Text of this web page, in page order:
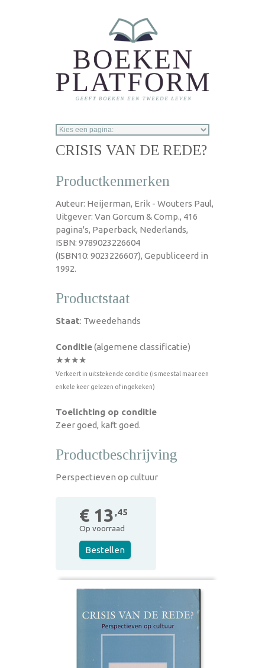
CRISIS VAN DE REDE?
Productkenmerken
Auteur: Heijerman, Erik - Wouters Paul,
Uitgever: Van Gorcum & Comp., 416
pagina's, Paperback, Nederlands,
ISBN: 9789023226604
(ISBN10: 9023226607), Gepubliceerd in
1992.
Productstaat
Staat: Tweedehands
Conditie(algemene classificatie)
★★★★
Verkeert in uitstekende conditie (is meestal maar een
enkele keer gelezen of ingekeken)
Toelichting op conditie
Zeer goed, kaft goed.
Productbeschrijving
Perspectieven op cultuur
€ 13 ,45
Op voorraad
Bestellen